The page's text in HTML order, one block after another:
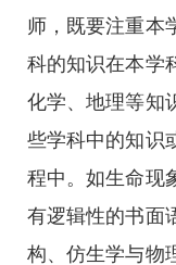
师，既要注重本
科的知识在本学
化学、地理等知
些学科中的知识
程中。如生命现
有逻辑性的书面
构、仿生学与物